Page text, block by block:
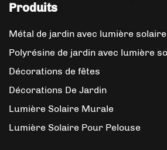
Produits
Métal de jardin avec lumière solaire
Polyrésine de jardin avec lumière
Décorations de fêtes
Décorations De Jardin
Lumière Solaire Murale
Lumière Solaire Pour Pelouse